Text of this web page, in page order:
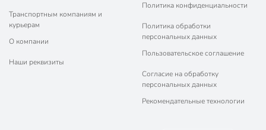
Транспортным компаниям и
курьерам
О компании
Наши реквизиты
Политика конфиденциальности
Политика обработки
персональных данных
Пользовательское соглашение
Согласие на обработку
персональных данных
Рекомендательные технологии